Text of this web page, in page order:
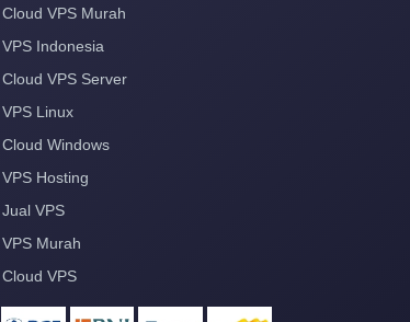
Cloud VPS Murah
VPS Indonesia
Cloud VPS Server
VPS Linux
Cloud Windows
VPS Hosting
Jual VPS
VPS Murah
Cloud VPS